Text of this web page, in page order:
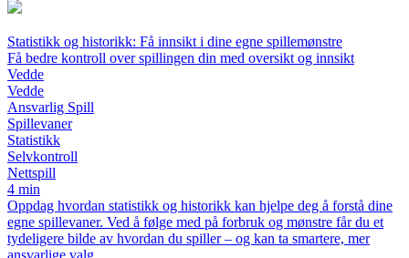
Statistikk og historikk: Få innsikt i dine egne spillemønstre
Få bedre kontroll over spillingen din med oversikt og innsikt
Vedde
Vedde
Ansvarlig Spill
Spillevaner
Statistikk
Selvkontroll
Nettspill
4 min
Oppdag hvordan statistikk og historikk kan hjelpe deg å forstå dine
egne spillevaner. Ved å følge med på forbruk og mønstre får du et
tydeligere bilde av hvordan du spiller – og kan ta smartere, mer